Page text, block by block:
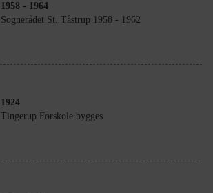
1958 - 1964
Sognerådet St. Tåstrup 1958 - 1962
1924
Tingerup Forskole bygges